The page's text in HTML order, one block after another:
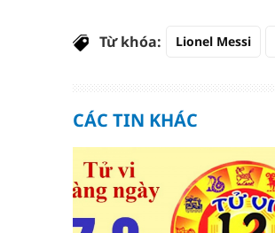
Từ khóa: Lionel Messi
CÁC TIN KHÁC